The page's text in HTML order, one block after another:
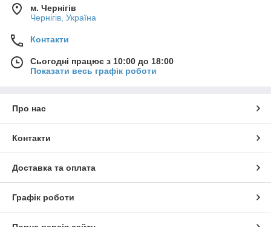
м. Чернігів
Чернігів, Україна
Контакти
Сьогодні працює з 10:00 до 18:00
Показати весь графік роботи
Про нас
Контакти
Доставка та оплата
Графік роботи